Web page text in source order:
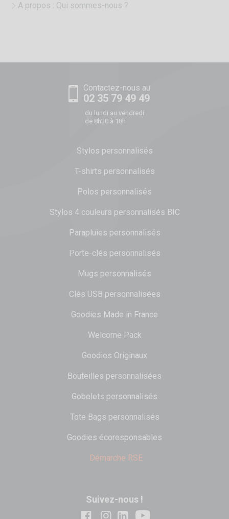
A propos : Qui sommes-nous ?
Contactez-nous au
02 35 79 49 49
du lundi au vendredi
de 8h30 à 18h
Stylos personnalisés
T-shirts personnalisés
Polos personnalisés
Stylos 4 couleurs personnalisés BIC
Parapluies personnalisés
Porte-clés personnalisés
Mugs personnalisés
Clés USB personnalisées
Goodies Made in France
Welcome Pack
Goodies Originaux
Bouteilles personnalisées
Gobelets personnalisés
Tote Bags personnalisés
Goodies écoresponsables
Démarche RSE
Suivez-nous !